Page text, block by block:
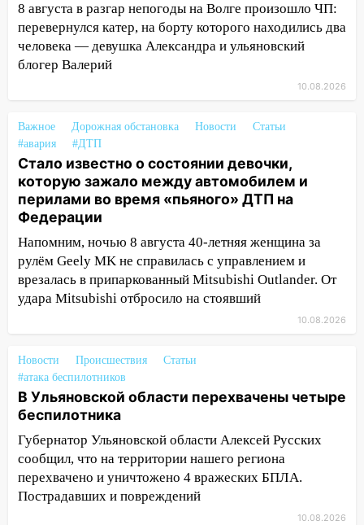
11:05 12 человек погибли и 39 получили
ранения после атаки беспилотников на
Нижнекамск
10:15
Соцсети: мотоциклист врезался в
«Калину» в Новом городе
10:11 Во время атаки беспилотников в
Нижнекамске погибли люди: в
республике объявили траур
10:06 За выходные выпало больше
месячной нормы осадков и упало 111
деревьев в Ульяновске
10:00
В Кузоватово ураганный ветер
09:20 Момент падения дерева на
машину в Ульяновске попал на видео
09:16 Утро ульяновских водителей
началось с «глухой» пробки на старом
мосту
09:10 Соцсети: на Московском шоссе в
Ульяновске произошла авария
8 августа в разгар непогоды на Волге произошло ЧП:
перевернулся катер, на борту которого находились два
человека — девушка Александра и ульяновский
блогер Валерий
10.08.2026
Важное Дорожная обстановка Новости
Статьи
#авария
#ДТП
Стало известно о состоянии девочки,
которую зажало между автомобилем и
перилами во время «пьяного» ДТП на
Федерации
Напомним, ночью 8 августа 40-летняя женщина за
рулём Geely MK не справилась с управлением и
врезалась в припаркованный Mitsubishi Outlander. От
удара Mitsubishi отбросило на стоявший
10.08.2026
Новости Происшествия
Статьи
#атака беспилотников
В Ульяновской области перехвачены четыре
беспилотника
Губернатор Ульяновской области Алексей Русских
сообщил, что на территории нашего региона
перехвачено и уничтожено 4 вражеских БПЛА.
Пострадавших и повреждений
10.08.2026